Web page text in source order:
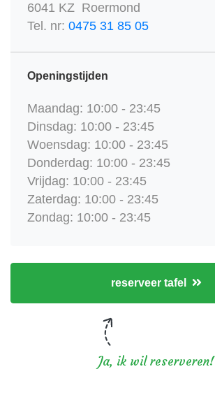
6041 KZ Roermond
Tel. nr: 0475 31 85 05
Openingstijden
Maandag: 10:00 - 23:45
Dinsdag: 10:00 - 23:45
Woensdag: 10:00 - 23:45
Donderdag: 10:00 - 23:45
Vrijdag: 10:00 - 23:45
Zaterdag: 10:00 - 23:45
Zondag: 10:00 - 23:45
reserveer tafel
Ja, ik wil reserveren!